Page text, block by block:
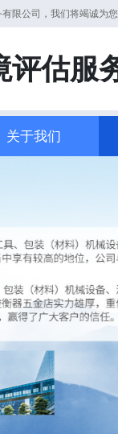
限公司，我们将竭诚为您
估服
关于我们